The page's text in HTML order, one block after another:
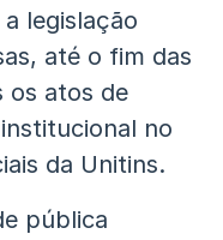
legislação
até o fim das
os atos de
no
da Unitins.
pública